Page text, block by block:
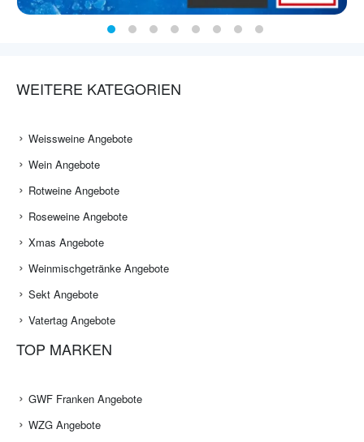
WEITERE KATEGORIEN
Weissweine Angebote
Wein Angebote
Rotweine Angebote
Roseweine Angebote
Xmas Angebote
Weinmischgetränke Angebote
Sekt Angebote
Vatertag Angebote
TOP MARKEN
GWF Franken Angebote
WZG Angebote